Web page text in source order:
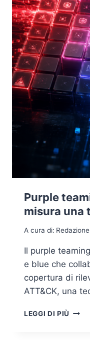
Purple
misura una
A cura di: Redazione
Il purple
e blue che
copertura di
ATT&CK, una
LEGGI DI PIÙ